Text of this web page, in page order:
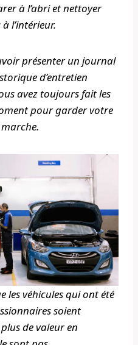
à l’abri et nettoyer
l’intérieur.
présenter un journal
d’entretien
avez toujours fait les
pour garder votre
les véhicules qui ont été
soient
de valeur en